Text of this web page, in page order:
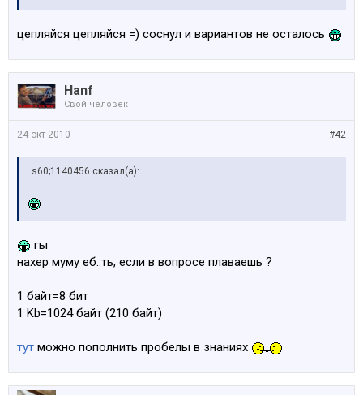
цепляйся цепляйся =) соснул и вариантов не осталось
Hanf
Свой человек
#42
24 окт 2010
s60;1140456 сказал(а):
гы
нахер муму еб..ть, если в вопросе плаваешь ?
1 байт=8 бит
1 Kb=1024 байт (210 байт)
тут можно пополнить пробелы в знаниях